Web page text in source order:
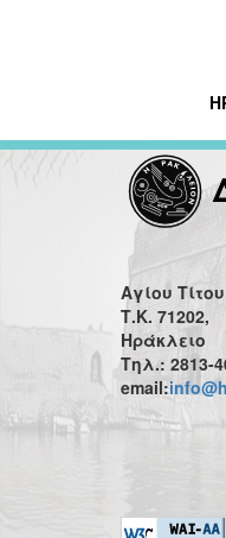
Αγίου
Τ.Κ. 71202,
Ηράκλειο
Τηλ.: 2813-
email: